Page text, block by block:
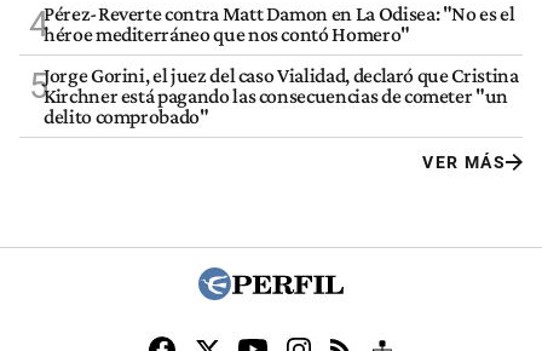
4Pérez-Reverte contra Matt Damon en La Odisea: "No es el
héroe mediterráneo que nos contó Homero"
5Jorge Gorini, el juez del caso Vialidad, declaró que Cristina
Kirchner está pagando las consecuencias de cometer "un
delito comprobado"
VER MÁS